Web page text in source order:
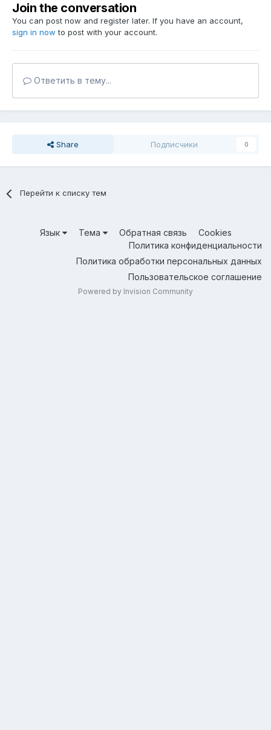
Join the conversation
You can post now and register later. If you have an account,
sign in now to post with your account.
Ответить в тему...
Share Подписчики 0
Перейти к списку тем
Язык Тема Обратная связь
Cookies
Политика конфиденциальности
Политика обработки персональных данных
Пользовательское соглашение
Powered by Invision Community